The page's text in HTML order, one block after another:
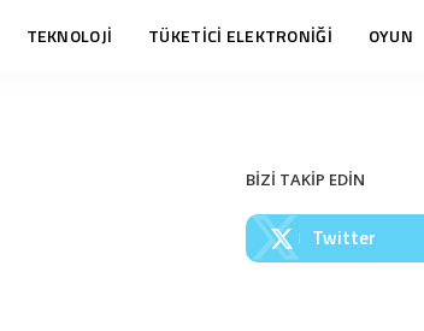
TEKNOLOJİ TÜKETİCİ ELEKTRONİĞİ OYUN
BİZİ TAKİP EDİN
Twitter